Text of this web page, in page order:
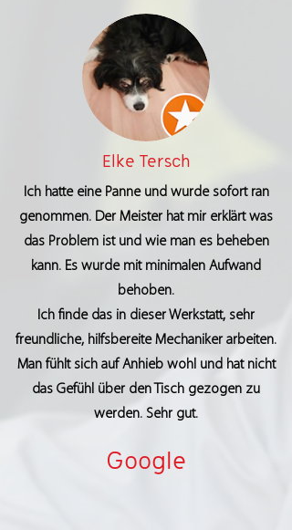
Elke Tersch
Ich hatte eine Panne und wurde sofort ran
genommen. Der Meister hat mir erklärt was
das Problem ist und wie man es beheben
kann. Es wurde mit minimalen Aufwand
behoben.
Ich finde das in dieser Werkstatt, sehr
freundliche, hilfsbereite Mechaniker arbeiten.
Man fühlt sich auf Anhieb wohl und hat nicht
das Gefühl über den Tisch gezogen zu
werden. Sehr gut.
Google